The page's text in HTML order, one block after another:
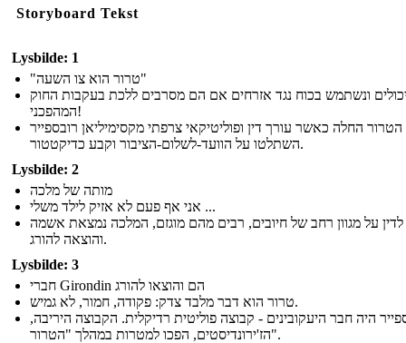
Storyboard Tekst
Lysbilde: 1
"טרור הוא צו השעה"
ונשתמש בכוח נגד אזרחים אם הם מסרבים ללכת בעקבות החוק
המהפכני!
הטרור החלה כאשר עורך דין ופוליטיקאי צרפתי מקסימיליאן רובספייר
השתלטו על הוועד-לשלום-הציבור וקבע כדיקטטור.
Lysbilde: 2
מותה של מלכה
אני אף פעם לא אזיק לילד משלי ...
לדין על מגוון רחב של חיובים, רבים מהם מוגזם, המלכה נמצאת אשמה
והוצאה להורג.
Lysbilde: 3
חברי Girondin הם והוצאו להורג
טרור הוא דבר מלבד צדק: פקודה, חמור, לא גמיש.
היה חבר היעקובינים - קבוצה פוליטית רדיקלית. הקבוצה היריבה,
הז'ירונדיסטים, הפכו למטרות במהלך "הטרור".